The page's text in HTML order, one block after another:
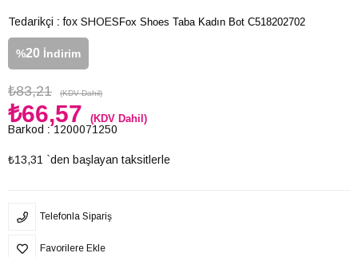
Tedarikçi : fox SHOES
%20 İndirim
₺83,21 (KDV Dahil)
₺66,57 (KDV Dahil)
Barkod : 1200071250
₺13,31 `den başlayan taksitlerle
Fox Shoes Taba Kadın Bot C518202702
Telefonla Sipariş
Favorilere Ekle